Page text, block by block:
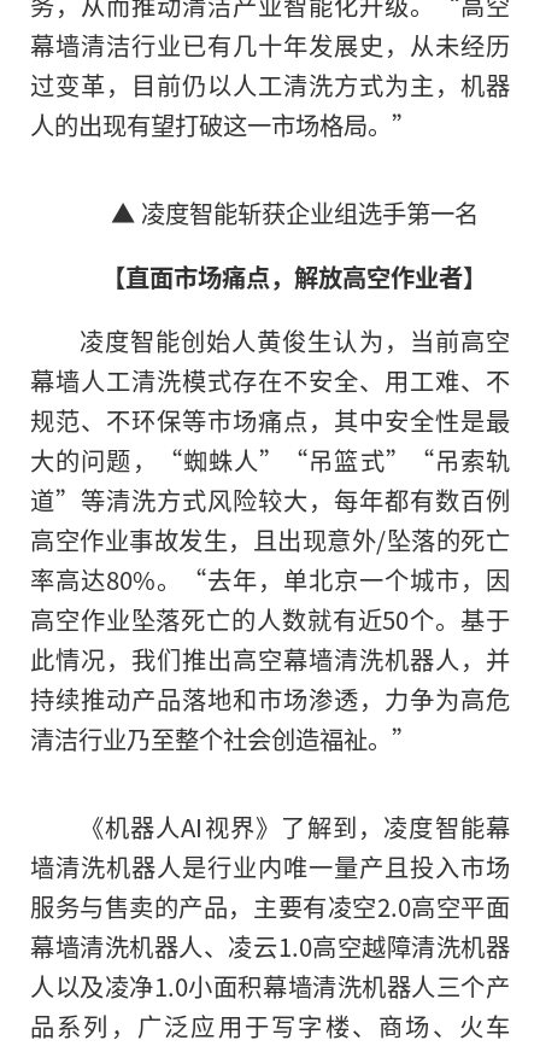
幕墙清洁行业已有几十年发展史，从未经历
过变革，目前仍以人工清洗方式为主，机器
人的出现有望打破这一市场格局。”
▲ 凌度智能斩获企业组选手第一名
【直面市场痛点，解放高空作业者】
凌度智能创始人黄俊生认为，当前高空
幕墙人工清洗模式存在不安全、用工难、不
规范、不环保等市场痛点，其中安全性是最
大的问题，“蜘蛛人”“吊篮式”“吊索轨
道”等清洗方式风险较大，每年都有数百例
高空作业事故发生，且出现意外/坠落的死亡
率高达80%。“去年，单北京一个城市，因
高空作业坠落死亡的人数就有近50个。基于
此情况，我们推出高空幕墙清洗机器人，并
持续推动产品落地和市场渗透，力争为高危
清洁行业乃至整个社会创造福祉。”
《机器人AI视界》了解到，凌度智能幕
墙清洗机器人是行业内唯一量产且投入市场
服务与售卖的产品，主要有凌空2.0高空平面
幕墙清洗机器人、凌云1.0高空越障清洗机器
人以及凌净1.0小面积幕墙清洗机器人三个产
品系列，广泛应用于写字楼、商场、火车